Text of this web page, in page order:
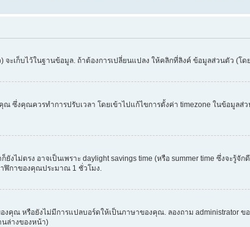
เก็บไว้ในฐานข้อมูล. ถ้าต้องการเปลี่ยนแปลง ให้คลิกที่ลิงค์ ข้อมูลส่วนตัว (
ซึ่งคุณควรทำการปรับเวลา โดยเข้าไปแก้ไขการตั้งค่า timezone ในข้อมู
ไม่ตรง อาจเป็นเพราะ daylight savings time (หรือ summer time ซึ่งจะรู้
ฬิกาของคุณประมาณ 1 ชั่วโมง.
งคุณ หรือยังไม่มีการแปลบอร์ดให้เป็นภาษาของคุณ. ลองถาม
นล่างของหน้า)